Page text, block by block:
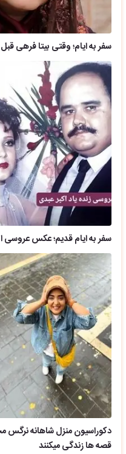
سفر به ایام؛ وقتی بیتا فرهی قبل
سفر به ایام قدیم؛ عکس عروسی
دکوراسیون منزل شاهانه نرگس
قصه ها زندگی میکنند